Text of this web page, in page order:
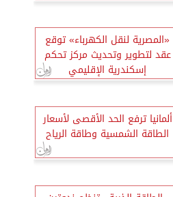
«المصرية لنقل الكهرباء» توقع
عقد لتطوير وتحديث مركز تحكم
إسكندرية الإقليمي
ألمانيا ترفع الحد الأقصى لأسعار
الطاقة الشمسية وطاقة الرياح